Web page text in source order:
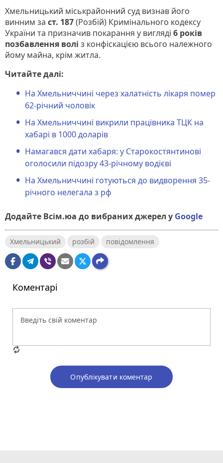
Хмельницький міськрайонний суд визнав його
винним за ст. 187(Розбій) Кримінального кодексу
України та призначив покарання у вигляді 6 років
позбавлення волі з конфіскацією всього належного
йому майна, крім житла.
Читайте далі:
На Хмельниччині через халатність лікаря помер
62-річний чоловік
На Хмельниччині викрили працівника ТЦК на
хабарі в 1000 доларів
Намагався дати хабаря: у Старокостянтинові
оголосили підозру 43-річному водієві
На Хмельниччині готуються до видворення 35-
річного нелегала з рф
Додайте Всім.юа до вибраних джерел у Google
Хмельницький розбій повідомлення
Коментарі
Опублікувати коментар